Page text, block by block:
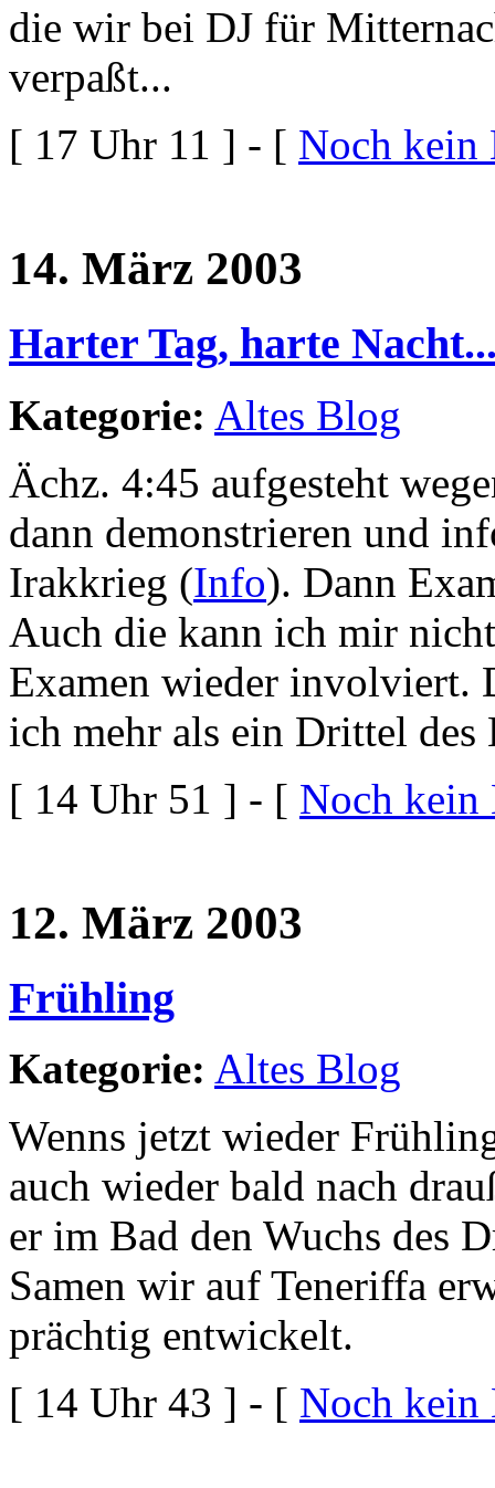
die wir bei DJ für
verpaßt...
[ 17 Uhr 11 ] - [ Noch kein
14. März 2003
Harter Tag, harte
Kategorie: Altes Blog
Ächz. 4:45 aufgesteht
dann demonstrieren und
Irakkrieg (Info). Dann
Auch die kann ich mir
Examen wieder involviert.
ich mehr als ein Drittel des
[ 14 Uhr 51 ] - [ Noch kein
12. März 2003
Frühling
Kategorie: Altes Blog
Wenns jetzt wieder
auch wieder bald nach
er im Bad den Wuchs des
Samen wir auf Teneriffa
prächtig entwickelt.
[ 14 Uhr 43 ] - [ Noch kein